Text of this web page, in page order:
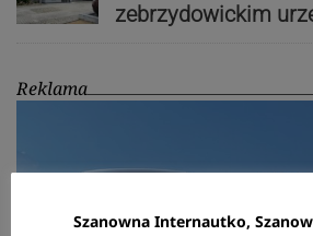
zebrzydowickim
Reklama
Szanowna Internautko,